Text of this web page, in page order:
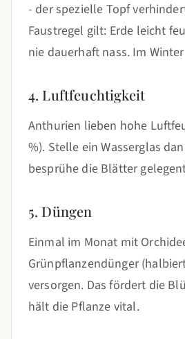
- der spezielle Topf
Faustregel gilt: Erde leicht
nie dauerhaft nass. Im
4. Luftfeuchtigkeit
Anthurien lieben hohe
%). Stelle ein Wasserglas
besprühe die Blätter
5. Düngen
Einmal im Monat mit
Grünpflanzendünger
versorgen. Das fördert die
hält die Pflanze vital.